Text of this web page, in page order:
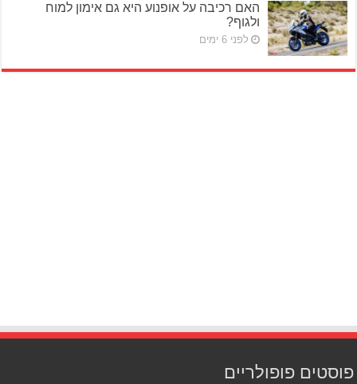
האם רכיבה על אופנוע היא גם אימון למוח
ולגוף?
לפני 6 ימים
פוסטים פופולריים